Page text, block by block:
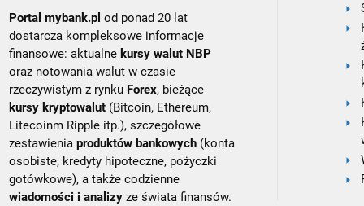
Portal mybank.pl od ponad 20 lat
dostarcza kompleksowe informacje
finansowe: aktualne kursy walut NBP
oraz notowania walut w czasie
rzeczywistym z rynku Forex, bieżące
kursy kryptowalut (Bitcoin, Ethereum,
Litecoinm Ripple itp.), szczegółowe
zestawieniaproduktów bankowych (konta
osobiste, kredyty hipoteczne, pożyczki
gotówkowe), a także codzienne
wiadomości i analizy ze świata finansów.